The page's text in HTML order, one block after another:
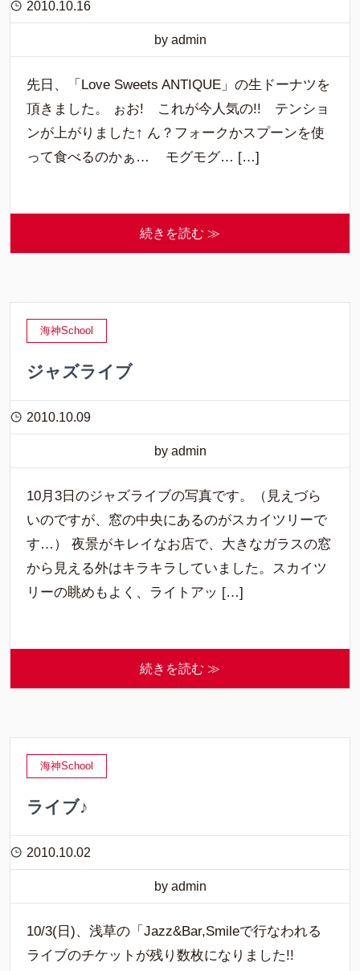
2010.10.16
by admin
先日、「Love Sweets ANTIQUE」の生ドーナツを
頂きました。 ぉお! これが今人気の!! テンショ
ンが上がりました↑ ん？フォークかスプーンを使
って食べるのかぁ… モグモグ… […]
続きを読む ≫
海神School
ジャズライブ
2010.10.09
by admin
10月3日のジャズライブの写真です。（見えづら
いのですが、窓の中央にあるのがスカイツリーで
す…） 夜景がキレイなお店で、大きなガラスの窓
から見える外はキラキラしていました。スカイツ
リーの眺めもよく、ライトアッ […]
続きを読む ≫
海神School
ライブ♪
2010.10.02
by admin
10/3(日)、浅草の「Jazz&Bar,Smileで行なわれる
ライブのチケットが残り数枚になりました!!